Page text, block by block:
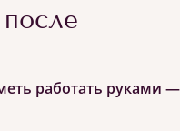
работать руками —